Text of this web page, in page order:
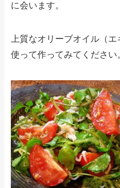
に会います。
上質なオリーブオイル（
使って作ってみてください